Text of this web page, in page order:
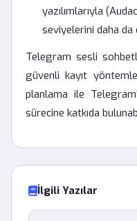
yazılımlarıyla
seviyelerini daha
Telegram sesli
güvenli kayıt
planlama ile
sürecine katkıda
İlgili Yazılar